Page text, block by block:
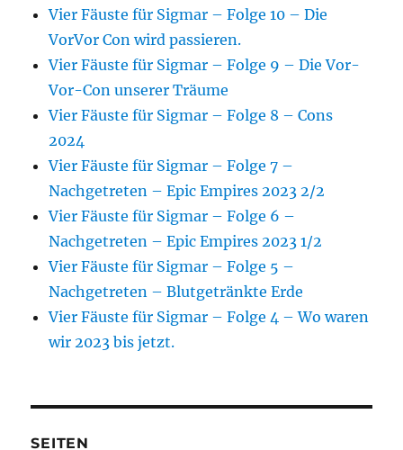
Vier Fäuste für Sigmar – Folge 10 – Die
VorVor Con wird passieren.
Vier Fäuste für Sigmar – Folge 9 – Die Vor-
Vor-Con unserer Träume
Vier Fäuste für Sigmar – Folge 8 – Cons
2024
Vier Fäuste für Sigmar – Folge 7 –
Nachgetreten – Epic Empires 2023 2/2
Vier Fäuste für Sigmar – Folge 6 –
Nachgetreten – Epic Empires 2023 1/2
Vier Fäuste für Sigmar – Folge 5 –
Nachgetreten – Blutgetränkte Erde
Vier Fäuste für Sigmar – Folge 4 – Wo waren
wir 2023 bis jetzt.
SEITEN